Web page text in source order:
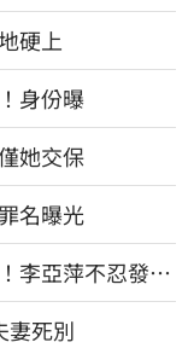
硬上
身份曝
她交保
名曝光
李亞萍不忍發
妻死別